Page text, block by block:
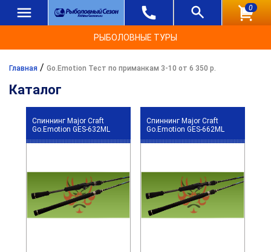
0
РЫБОЛОВНЫЕ ТУРЫ
Главная / Go.Emotion Тест по приманкам 3-10 от 6 350 р.
Каталог
Спиннинг Major Craft
Go.Emotion GES-632ML
Спиннинг Major Craft
Go.Emotion GES-662ML